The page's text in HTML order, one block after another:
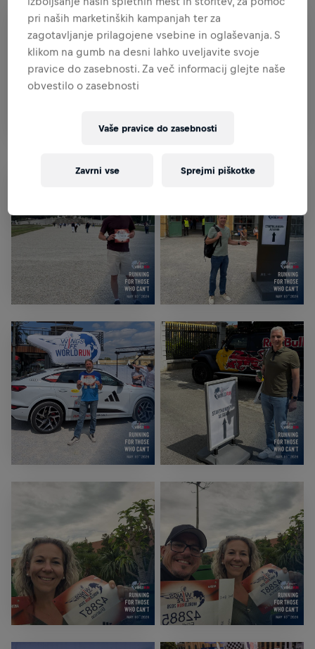
pri naših marketinških kampanjah ter za
zagotavljanje prilagojene vsebine in oglaševanja. S
klikom na gumb na desni lahko uveljavite svoje
pravice do zasebnosti. Za več informacij glejte naše
obvestilo o zasebnosti
Vaše pravice do zasebnosti
Zavrni vse Sprejmi piškotke